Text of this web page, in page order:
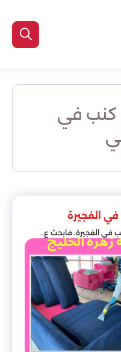
كنب في
الفجيرة
في الفجيرة، فابحث ع..